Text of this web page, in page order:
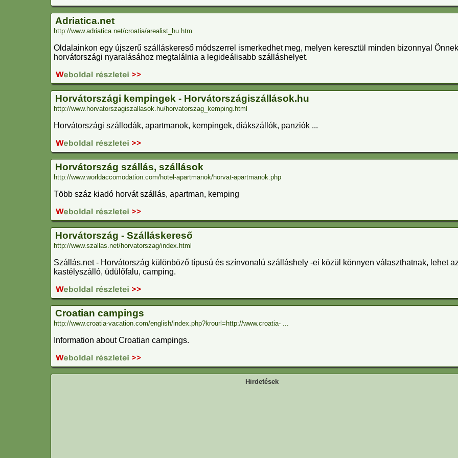
Adriatica.net
http://www.adriatica.net/croatia/arealist_hu.htm
Oldalainkon egy újszerű szálláskereső módszerrel ismerkedhet meg, melyen keresztül minden bizonnyal
horvátországi nyaralásához megtalálnia a legideálisabb szálláshelyet.
Horvátországi kempingek - Horvátországiszállások.hu
http://www.horvatorszagiszallasok.hu/horvatorszag_kemping.html
Horvátországi szállodák, apartmanok, kempingek, diákszállók, panziók ...
Horvátország szállás, szállások
http://www.worldaccomodation.com/hotel-apartmanok/horvat-apartmanok.php
Több száz kiadó horvát szállás, apartman, kemping
Horvátország - Szálláskereső
http://www.szallas.net/horvatorszag/index.html
Szállás.net - Horvátország különböző típusú és színvonalú szálláshely -ei közül könnyen választhatnak, lehet
kastélyszálló, üdülőfalu, camping.
Croatian campings
http://www.croatia-vacation.com/english/index.php?krourl=http://www.croatia- ...
Information about Croatian campings.
Hirdetések